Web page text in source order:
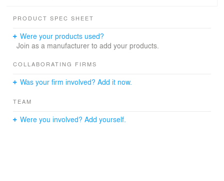
PRODUCT SPEC SHEET
Were your products used?
Join as a manufacturer to add your products.
COLLABORATING FIRMS
Was your firm involved? Add it now.
TEAM
Were you involved? Add yourself.